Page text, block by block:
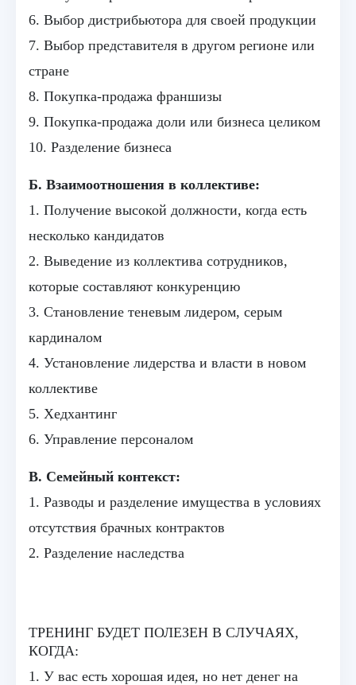
6. Выбор дистрибьютора для своей продукции
7. Выбор представителя в другом регионе или
стране
8. Покупка-продажа франшизы
9. Покупка-продажа доли или бизнеса целиком
10. Разделение бизнеса
Б. Взаимоотношения в коллективе:
1. Получение высокой должности, когда есть
несколько кандидатов
2. Выведение из коллектива сотрудников,
которые составляют конкуренцию
3. Становление теневым лидером, серым
кардиналом
4. Установление лидерства и власти в новом
коллективе
5. Хедхантинг
6. Управление персоналом
В. Семейный контекст:
1. Разводы и разделение имущества в условиях
отсутствия брачных контрактов
2. Разделение наследства
ТРЕНИНГ БУДЕТ ПОЛЕЗЕН В СЛУЧАЯХ,
КОГДА:
1. У вас есть хорошая идея, но нет денег на